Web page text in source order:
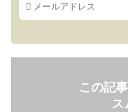
この記
ス